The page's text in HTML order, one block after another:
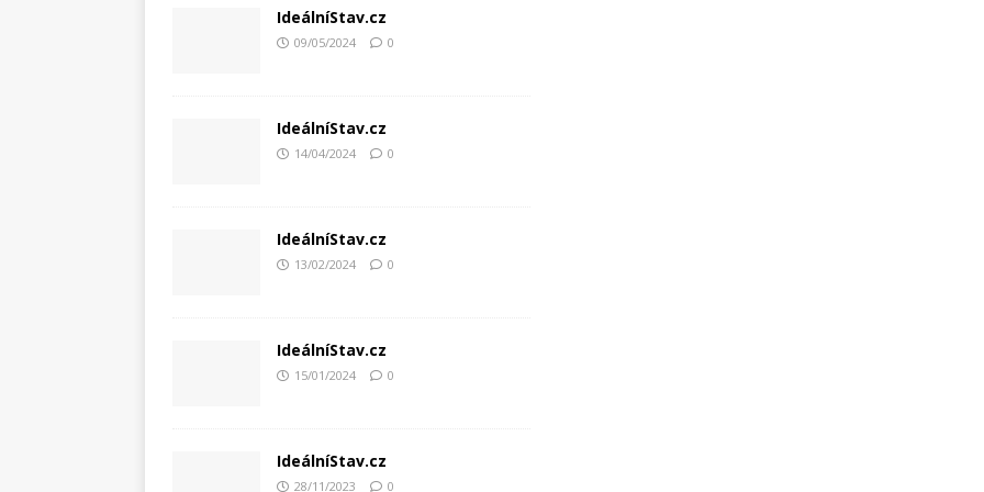
IdeálníStav.cz
09/05/2024 0
IdeálníStav.cz
14/04/2024 0
IdeálníStav.cz
13/02/2024 0
IdeálníStav.cz
15/01/2024 0
IdeálníStav.cz
28/11/2023 0